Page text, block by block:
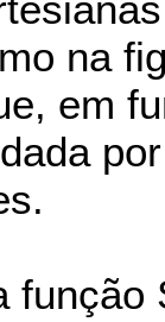
na
em
função